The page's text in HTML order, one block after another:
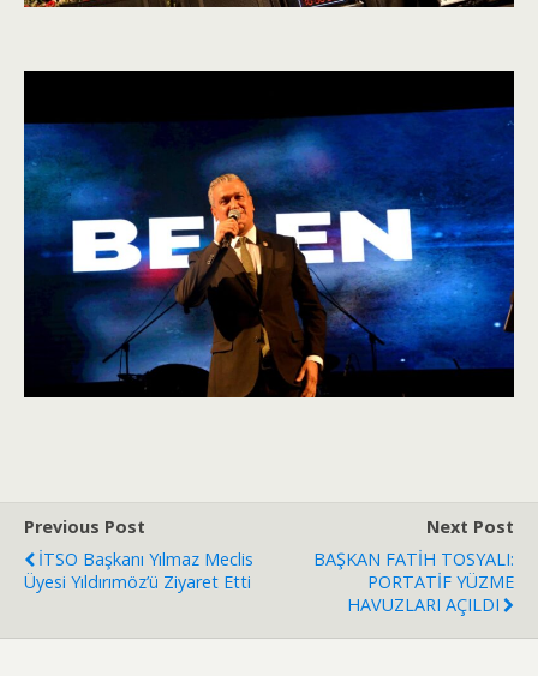
Previous Post
İTSO Başkanı Yılmaz Meclis
Üyesi Yıldırımöz’ü Ziyaret Etti
Next Post
BAŞKAN FATİH TOSYALI:
PORTATİF YÜZME
HAVUZLARI AÇILDI